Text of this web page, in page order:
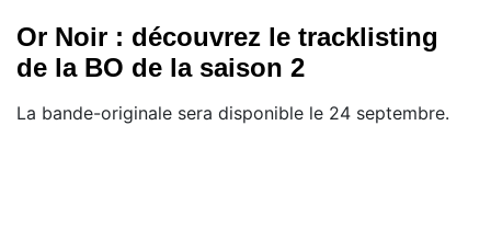
Or Noir : découvrez le tracklisting
de la BO de la saison 2
La bande-originale sera disponible le 24 septembre.